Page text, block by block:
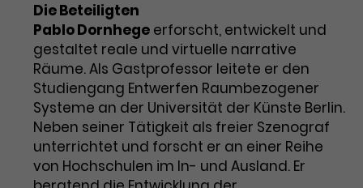
Die Beteiligten
Pablo Dornhege erforscht, entwickelt und
gestaltet reale und virtuelle narrative
Räume. Als Gastprofessor leitete er den
Studiengang Entwerfen Raumbezogener
Systeme an der Universität der Künste Berlin.
Neben seiner Tätigkeit als freier Szenograf
unterrichtet und forscht er an einer Reihe
von Hochschulen im In- und Ausland. Er